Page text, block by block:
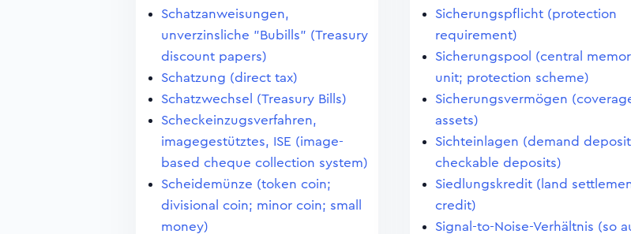
Schatzanweisungen,
unverzinsliche "Bubills" (Treasury
discount papers)
Schatzung (direct tax)
Schatzwechsel (Treasury Bills)
Scheckeinzugsverfahren,
imagegestütztes, ISE (image-
based cheque collection system)
Scheidemünze (token coin;
divisional coin; minor coin; small
money)
Sicherungspflicht (protection
requirement)
Sicherungspool (central
unit; protection scheme)
Sicherungsvermögen
assets)
Sichteinlagen (demand
checkable deposits)
Siedlungskredit (land
credit)
Signal-to-Noise-Verhältnis (so